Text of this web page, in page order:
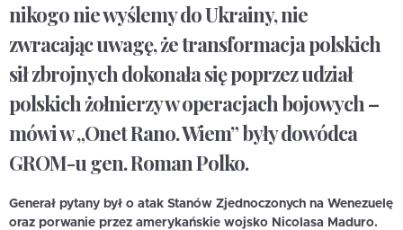
nikogo nie wyślemy do Ukrainy, nie
zwracając uwagę, że transformacja polskich
sił zbrojnych dokonała się poprzez udział
polskich żołnierzy w operacjach bojowych –
mówi w „Onet Rano. Wiem” były dowódca
GROM-u gen. Roman Polko.
Generał pytany był o atak Stanów Zjednoczonych na Wenezuelę
oraz porwanie przez amerykańskie wojsko Nicolasa Maduro.